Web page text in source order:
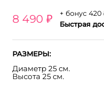
8 490 ₽ + бонус 420
Быстрая
РАЗМЕРЫ:
Диаметр 25 см.
Высота 25 см.